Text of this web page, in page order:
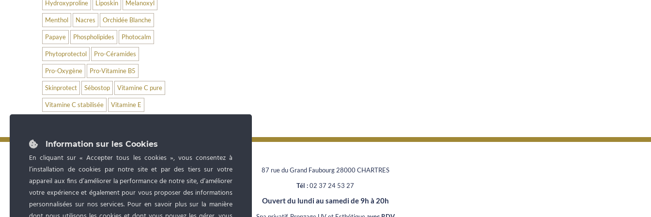
Hydroxyproline Liposkin Melanoxyl
Menthol Nacres Orchidée Blanche
Papaye Phospholipides Photocalm
Phytoprotectol Pro-Céramides
Pro-Oxygène Pro-Vitamine B5
Skinprotect Sébostop Vitamine C pure
Vitamine C stabilisée Vitamine E
87 rue du Grand Faubourg 28000 CHARTRES
Tél : 02 37 24 53 27
Ouvert du lundi au samedi de 9h à 20h
Information sur les Cookies
En cliquant sur « Accepter tous les cookies », vous consentez à
l’installation de cookies par notre site et par des tiers sur votre
appareil aux fins d’améliorer la performance de notre site, d’améliorer
votre expérience et également pour vous proposer des informations
personnalisées sur nos services. Pour en savoir plus sur la manière